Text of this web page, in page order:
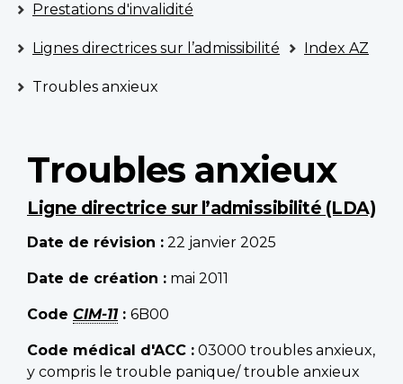
Prestations d'invalidité
Lignes directrices sur l’admissibilité Index AZ
Troubles anxieux
Troubles anxieux
Ligne directrice sur l’admissibilité (LDA)
Date de révision : 22 janvier 2025
Date de création : mai 2011
Code CIM-11: 6B00
Code médical d'ACC : 03000 troubles anxieux,
y compris le trouble panique/ trouble anxieux